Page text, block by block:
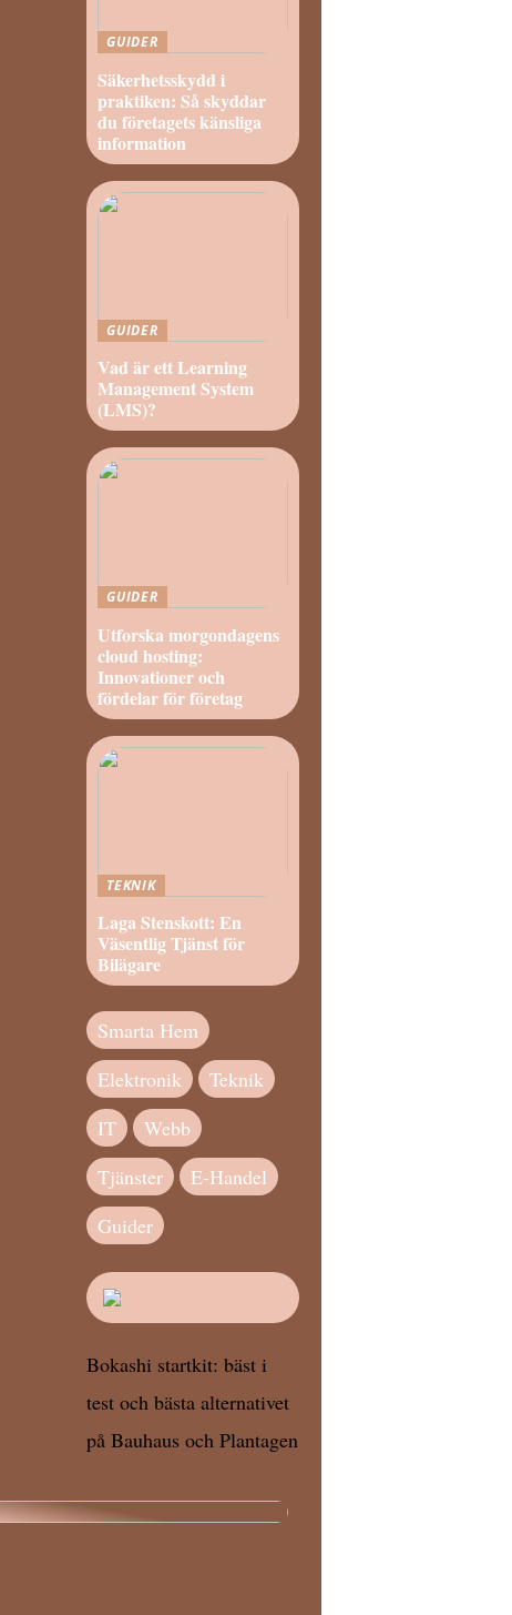
GUIDER
Säkerhetsskydd i
praktiken: Så skyddar
du företagets känsliga
information
GUIDER
Vad är ett Learning
Management System
(LMS)?
GUIDER
Utforska morgondagens
cloud hosting:
Innovationer och
fördelar för företag
TEKNIK
Laga Stenskott: En
Väsentlig Tjänst för
Bilägare
Smarta Hem
Elektronik
Teknik
IT
Webb
Tjänster
E-Handel
Guider
Bokashi startkit: bäst i
test och bästa alternativet
på Bauhaus och Plantagen